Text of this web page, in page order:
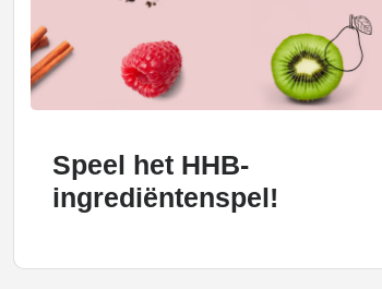
Speel het HHB-
ingrediëntenspel!